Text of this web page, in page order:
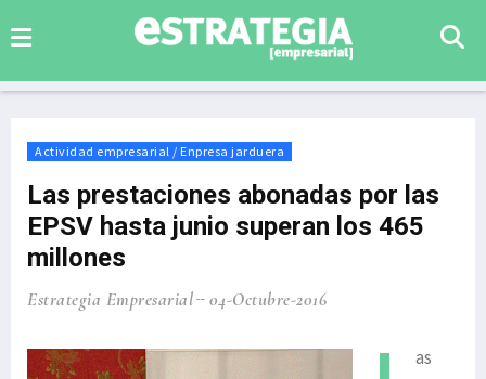
Actividad empresarial / Enpresa jarduera
Las prestaciones abonadas por las
EPSV hasta junio superan los 465
millones
Estrategia Empresarial 04-Octubre-2016
as